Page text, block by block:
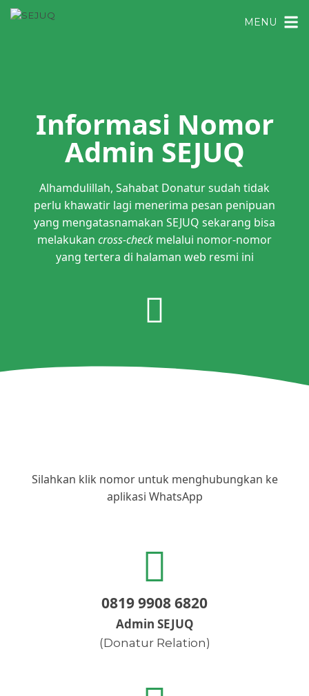
MENU
Informasi Nomor
Admin SEJUQ
Alhamdulillah, Sahabat Donatur sudah tidak
perlu khawatir lagi menerima pesan penipuan
yang mengatasnamakan SEJUQ sekarang bisa
melakukan cross-check melalui nomor-nomor
yang tertera di halaman web resmi ini
Silahkan klik nomor untuk menghubungkan ke
aplikasi WhatsApp
0819 9908 6820
Admin SEJUQ
(Donatur Relation)